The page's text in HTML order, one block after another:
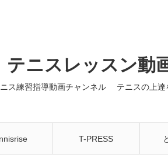
テニスレッスン動
ス練習指導動画チャンネル テニスの上
T-PRESS